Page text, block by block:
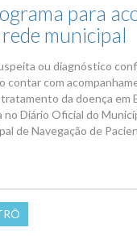
para
municipal
ou diagnóstico
contar com
da doença em
no Diário Oficial do
de Navegação de